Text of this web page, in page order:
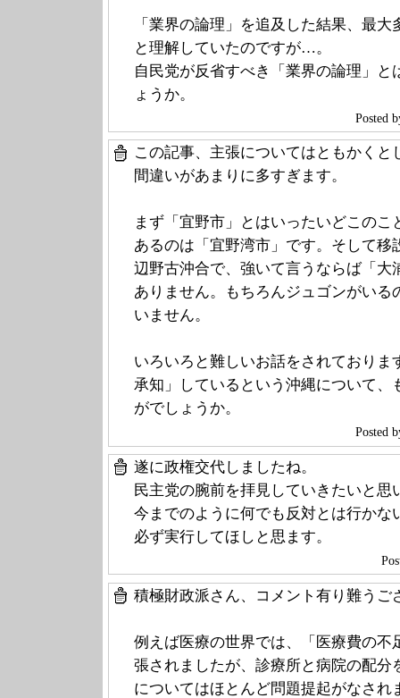
「業界の論理」を追及した結果、最
と理解していたのですが…。
自民党が反省すべき「業界の論理」
ょうか。
Posted
この記事、主張についてはともかく
間違いがあまりに多すぎます。
まず「宜野市」とはいったいどこの
あるのは「宜野湾市」です。そして移
辺野古沖合で、強いて言うならば「大
ありません。もちろんジュゴンがいる
いません。
いろいろと難しいお話をされておりま
承知」しているという沖縄について、
がでしょうか。
Posted
遂に政権交代しましたね。
民主党の腕前を拝見していきたいと思
今までのように何でも反対とは行かな
必ず実行してほしと思ます。
積極財政派さん、コメント有り難うご
例えば医療の世界では、「医療費の不
張されましたが、診療所と病院の配分
についてはほとんど問題提起がなされ